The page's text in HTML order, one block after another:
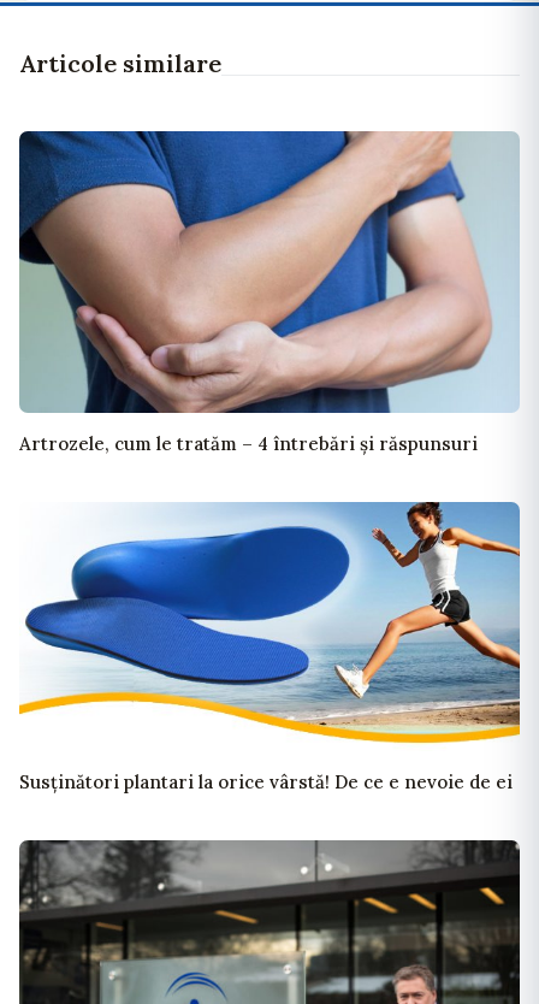
Articole similare
Artrozele, cum le tratăm – 4 întrebări și răspunsuri
Susținători plantari la orice vârstă! De ce e nevoie de ei